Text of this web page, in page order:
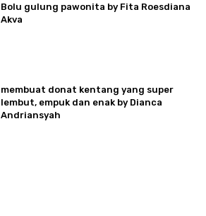
Bolu gulung pawonita by Fita Roesdiana
Akva
membuat donat kentang yang super
lembut, empuk dan enak by Dianca
Andriansyah